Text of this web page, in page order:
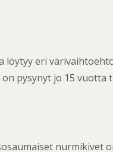
löytyy eri
pysynyt jo 15 vuotta
nurmikivet